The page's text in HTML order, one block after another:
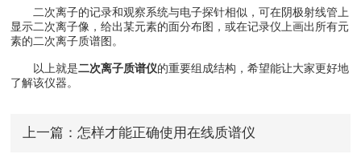
二次离子的记录和观察系统与电子探针相似，可在阴极射线管上
显示二次离子像，给出某元素的面分布图，或在记录仪上画出所有元
素的二次离子质谱图。
以上就是二次离子质谱仪的重要组成结构，希望能让大家更好地
了解该仪器。
上一篇： 怎样才能正确使用在线质谱仪